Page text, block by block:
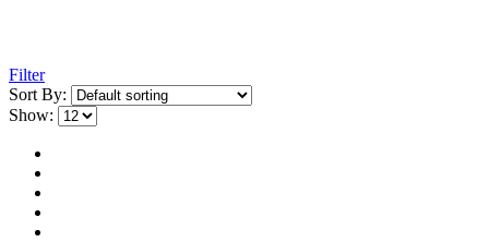
Filter
Sort By:
Show: